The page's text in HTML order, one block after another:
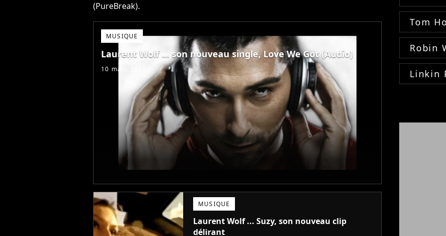
(PureBreak).
MUSIQUE
Laurent Wolf ... son nouveau single, Love We Got (Audio)
10 mars 2011
MUSIQUE
Laurent Wolf ... Suzy, son nouveau clip
délirant
Tom
Robin
Linkin